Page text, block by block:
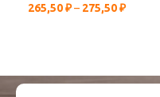
265,50₽– 275,50₽